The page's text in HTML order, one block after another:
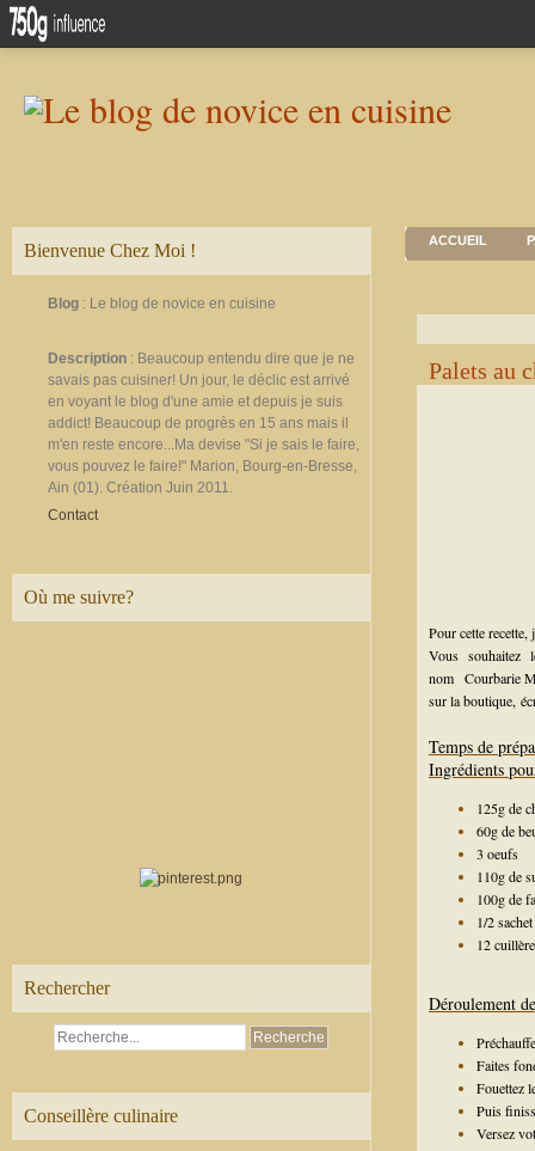
Bienvenue Chez Moi !
Blog : Le blog de novice en cuisine
Description : Beaucoup entendu dire que je ne
savais pas cuisiner! Un jour, le déclic est arrivé
en voyant le blog d'une amie et depuis je suis
addict! Beaucoup de progrès en 15 ans mais il
m'en reste encore...Ma devise "Si je sais le faire,
vous pouvez le faire!" Marion, Bourg-en-Bresse,
Ain (01). Création Juin 2011.
Contact
Où me suivre?
Rechercher
Conseillère culinaire
ACCUEIL
Palets au
Pour cette
Vous souhaitez
nom Courbarie
sur la boutique,
Temps de
Ingrédients
125g de
60g de
3 oeufs
110g de
100g de
1/2
12
Déroulement
Faites
Fouettez
Puis
Versez